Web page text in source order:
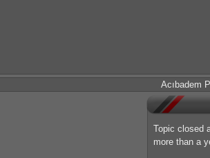
Acıbadem
Topic closed
more than a